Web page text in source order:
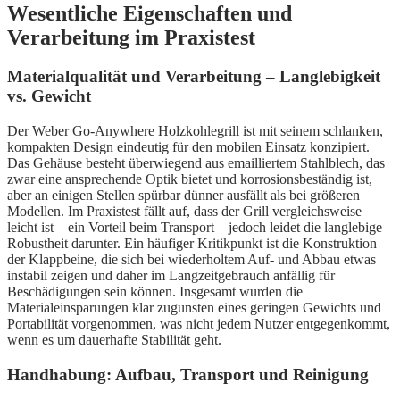
Wesentliche Eigenschaften und
Verarbeitung im Praxistest
Materialqualität und Verarbeitung – Langlebigkeit
vs. Gewicht
Der Weber Go-Anywhere Holzkohlegrill ist mit seinem schlanken,
kompakten Design eindeutig für den mobilen Einsatz konzipiert.
Das Gehäuse besteht überwiegend aus emailliertem Stahlblech, das
zwar eine ansprechende Optik bietet und korrosionsbeständig ist,
aber an einigen Stellen spürbar dünner ausfällt als bei größeren
Modellen. Im Praxistest fällt auf, dass der Grill vergleichsweise
leicht ist – ein Vorteil beim Transport – jedoch leidet die langlebige
Robustheit darunter. Ein häufiger Kritikpunkt ist die Konstruktion
der Klappbeine, die sich bei wiederholtem Auf- und Abbau etwas
instabil zeigen und daher im Langzeitgebrauch anfällig für
Beschädigungen sein können. Insgesamt wurden die
Materialeinsparungen klar zugunsten eines geringen Gewichts und
Portabilität vorgenommen, was nicht jedem Nutzer entgegenkommt,
wenn es um dauerhafte Stabilität geht.
Handhabung: Aufbau, Transport und Reinigung